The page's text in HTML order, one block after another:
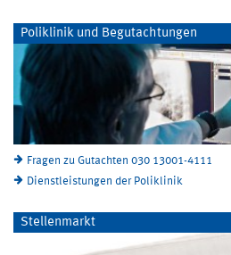
Poliklinik und Begutachtungen
Fragen zu Gutachten 030 13001-4111
Dienstleistungen der Poliklinik
Stellenmarkt